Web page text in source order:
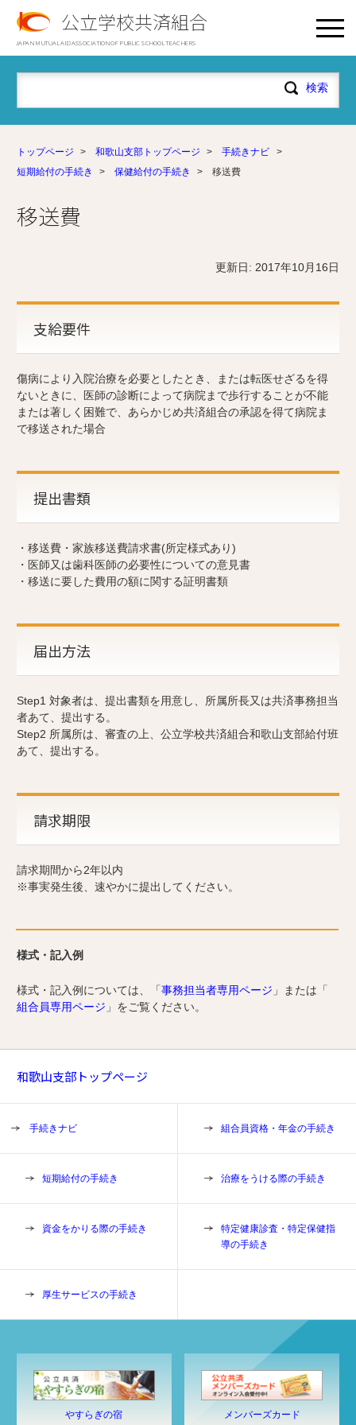
公立学校共済組合
JAPAN MUTUAL AID ASSOCIATION OF PUBLIC SCHOOL TEACHERS
トップページ > 和歌山支部トップページ > 手続きナビ
>
短期給付の手続き
> 保健給付の手続き > 移送費
移送費
更新日: 2017年10月16日
支給要件
傷病により入院治療を必要としたとき、または転医せざるを得
ないときに、医師の診断によって病院まで歩行することが不能
または著しく困難で、あらかじめ共済組合の承認を得て病院ま
で移送された場合
提出書類
・移送費・家族移送費請求書(所定様式あり)
・医師又は歯科医師の必要性についての意見書
・移送に要した費用の額に関する証明書類
届出方法
Step1 対象者は、提出書類を用意し、所属所長又は共済事務担当
者あて、提出する。
Step2 所属所は、審査の上、公立学校共済組合和歌山支部給付班
あて、提出する。
請求期限
請求期間から2年以内
※事実発生後、速やかに提出してください。
様式・記入例
様式・記入例については、「事務担当者専用ページ 」または「
組合員専用ページ 」をご覧ください。
和歌山支部トップページ
手続きナビ 組合員資格・年金の手続き
短期給付の手続き 治療をうける際の手続き
資金をかりる際の手続き
特定健康診査・特定保健指
導の手続き
厚生サービスの手続き
やすらぎの宿 メンバーズカード